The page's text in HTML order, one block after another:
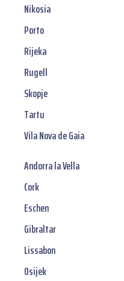
Nikosia
Porto
Rijeka
Rugell
Skopje
Tartu
Vila Nova de Gaia
Andorra la Vella
Cork
Eschen
Gibraltar
Lissabon
Osijek